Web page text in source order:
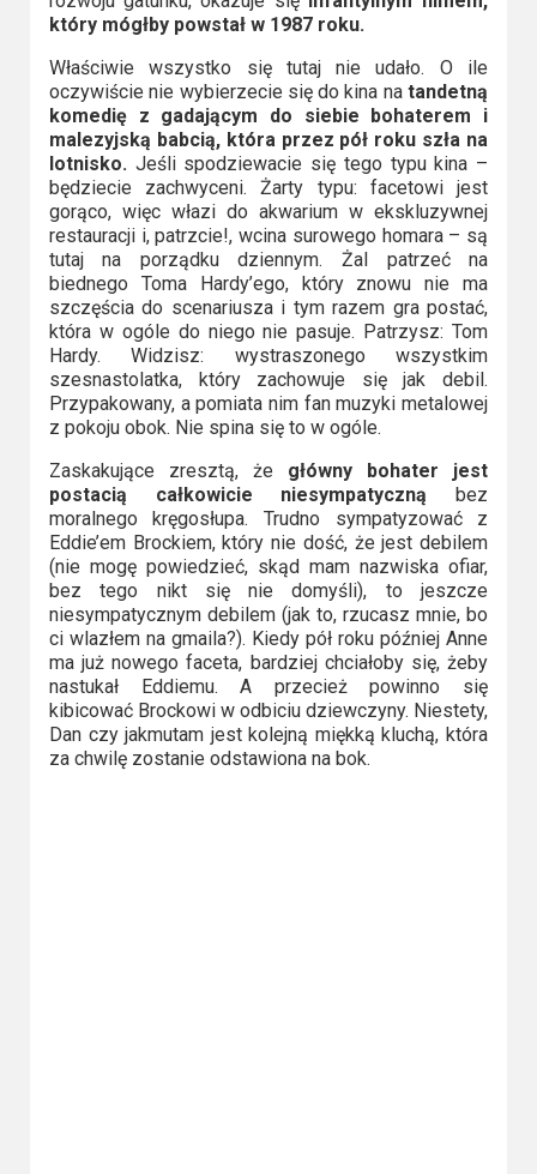
który mógłby powstał w 1987 roku.
Właściwie wszystko się tutaj nie udało. O ile
oczywiście nie wybierzecie się do kina natandetną
komedię z gadającym do siebie bohaterem i
malezyjską babcią, która przez pół roku szła na
lotnisko. Jeśli spodziewacie się tego typu kina –
będziecie zachwyceni. Żarty typu: facetowi jest
gorąco, więc włazi do akwarium w ekskluzywnej
restauracji i, patrzcie!, wcina surowego homara – są
tutaj na porządku dziennym. Żal patrzeć na
biednego Toma Hardy’ego, który znowu nie ma
szczęścia do scenariusza i tym razem gra postać,
która w ogóle do niego nie pasuje. Patrzysz: Tom
Hardy. Widzisz: wystraszonego wszystkim
szesnastolatka, który zachowuje się jak debil.
Przypakowany, a pomiata nim fan muzyki metalowej
z pokoju obok. Nie spina się to w ogóle.
Zaskakujące zresztą, że główny bohater jest
postacią całkowicie niesympatyczną bez
moralnego kręgosłupa. Trudno sympatyzować z
Eddie’em Brockiem, który nie dość, że jest debilem
(nie mogę powiedzieć, skąd mam nazwiska ofiar,
bez tego nikt się nie domyśli), to jeszcze
niesympatycznym debilem (jak to, rzucasz mnie, bo
ci wlazłem na gmaila?). Kiedy pół roku później Anne
ma już nowego faceta, bardziej chciałoby się, żeby
nastukał Eddiemu. A przecież powinno się
kibicować Brockowi w odbiciu dziewczyny. Niestety,
Dan czy jakmutam jest kolejną miękką kluchą, która
za chwilę zostanie odstawiona na bok.